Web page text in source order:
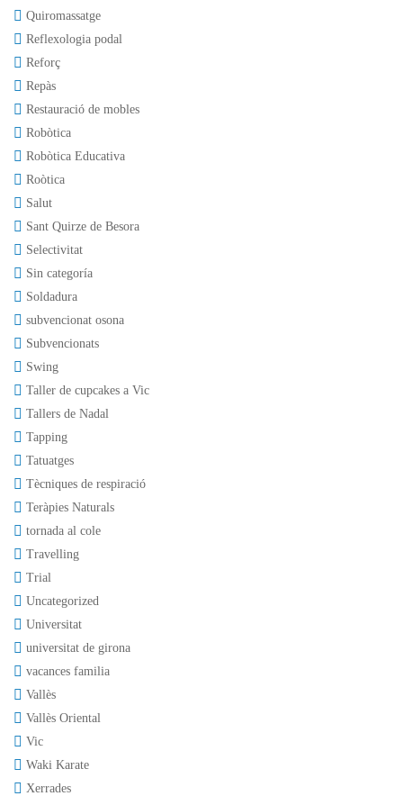
Quiromassatge
Reflexologia podal
Reforç
Repàs
Restauració de mobles
Robòtica
Robòtica Educativa
Roòtica
Salut
Sant Quirze de Besora
Selectivitat
Sin categoría
Soldadura
subvencionat osona
Subvencionats
Swing
Taller de cupcakes a Vic
Tallers de Nadal
Tapping
Tatuatges
Tècniques de respiració
Teràpies Naturals
tornada al cole
Travelling
Trial
Uncategorized
Universitat
universitat de girona
vacances familia
Vallès
Vallès Oriental
Vic
Waki Karate
Xerrades